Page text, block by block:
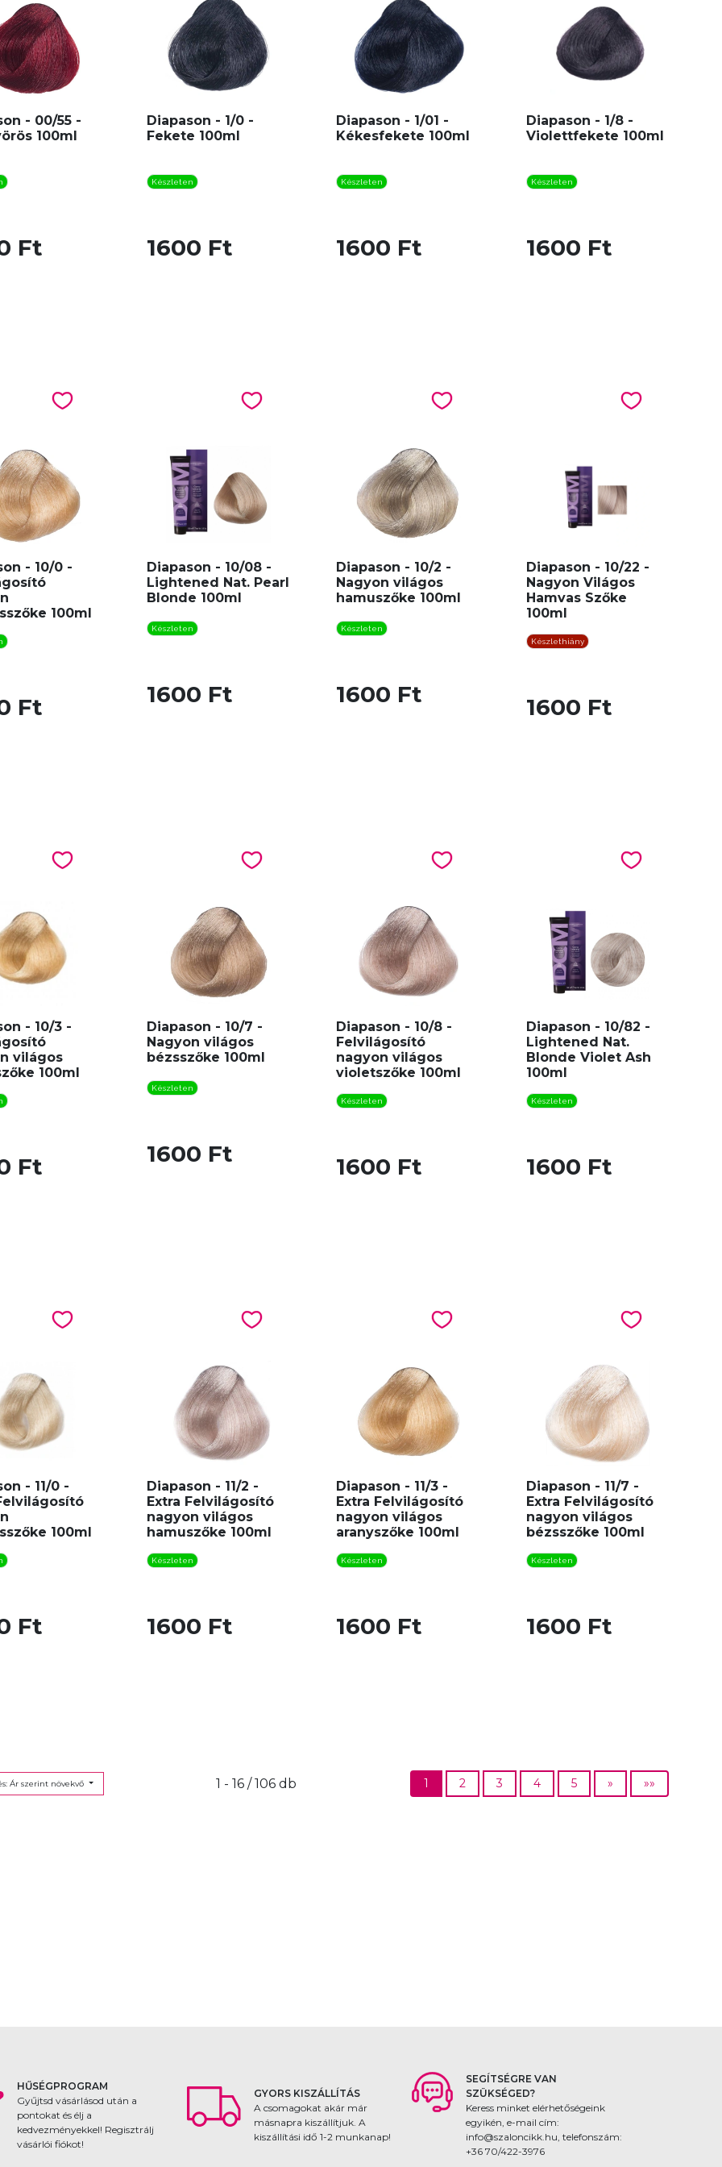
- 00/55 -
100ml
Ft
Diapason - 1/0 -
Fekete 100ml
Készleten
1600 Ft
Diapason - 1/01 -
Kékesfekete 100ml
Készleten
1600 Ft
Diapason - 1/8 -
Violettfekete 100ml
Készleten
1600 Ft
- 10/0 -
100ml
Ft
Diapason - 10/08 -
Lightened Nat. Pearl
Blonde 100ml
Készleten
1600 Ft
Diapason - 10/2 -
Nagyon világos
hamuszőke 100ml
Készleten
1600 Ft
Diapason - 10/22 -
Nagyon Világos
Hamvas Szőke
100ml
Készlethiány
1600 Ft
- 10/3 -
világos
100ml
Ft
Diapason - 10/7 -
Nagyon világos
bézsszőke 100ml
Készleten
1600 Ft
Diapason - 10/8 -
Felvilágosító
nagyon világos
violetszőke 100ml
Készleten
1600 Ft
Diapason - 10/82 -
Lightened Nat.
Blonde Violet Ash
100ml
Készleten
1600 Ft
- 11/0 -
100ml
Ft
Diapason - 11/2 -
Extra Felvilágosító
nagyon világos
hamuszőke 100ml
Készleten
1600 Ft
Diapason - 11/3 -
Extra Felvilágosító
nagyon világos
aranyszőke 100ml
Készleten
1600 Ft
Diapason - 11/7 -
Extra Felvilágosító
nagyon világos
bézsszőke 100ml
Készleten
1600 Ft
Ár szerint növekvő 1 - 16 / 106 db 1 2 3 4 5 » »»
HŰSÉGPROGRAM
Gyűjtsd vásárlásod után a
pontokat és élj a
kedvezményekkel! Regisztrálj
vásárlói fiókot!
GYORS KISZÁLLÍTÁS
A csomagokat akár már
másnapra kiszállítjuk. A
kiszállítási idő 1-2 munkanap!
SEGÍTSÉGRE VAN
SZÜKSÉGED?
Keress minket elérhetőségeink
egyikén, e-mail cím:
info@szaloncikk.hu, telefonszám:
+36 70/422-3976